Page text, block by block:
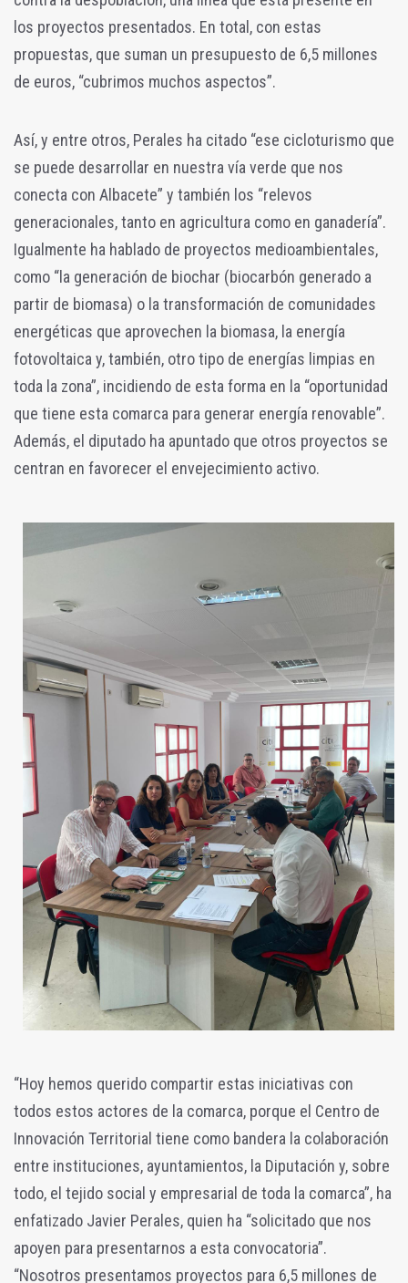
los proyectos presentados. En total, con estas
propuestas, que suman un presupuesto de 6,5 millones
de euros, “cubrimos muchos aspectos”.
Así, y entre otros, Perales ha citado “ese cicloturismo que
se puede desarrollar en nuestra vía verde que nos
conecta con Albacete” y también los “relevos
generacionales, tanto en agricultura como en ganadería”.
Igualmente ha hablado de proyectos medioambientales,
como “la generación de biochar (biocarbón generado a
partir de biomasa) o la transformación de comunidades
energéticas que aprovechen la biomasa, la energía
fotovoltaica y, también, otro tipo de energías limpias en
toda la zona”, incidiendo de esta forma en la “oportunidad
que tiene esta comarca para generar energía renovable”.
Además, el diputado ha apuntado que otros proyectos se
centran en favorecer el envejecimiento activo.
“Hoy hemos querido compartir estas iniciativas con
todos estos actores de la comarca, porque el Centro de
Innovación Territorial tiene como bandera la colaboración
entre instituciones, ayuntamientos, la Diputación y, sobre
todo, el tejido social y empresarial de toda la comarca”, ha
enfatizado Javier Perales, quien ha “solicitado que nos
apoyen para presentarnos a esta convocatoria”.
“Nosotros presentamos proyectos para 6,5 millones de